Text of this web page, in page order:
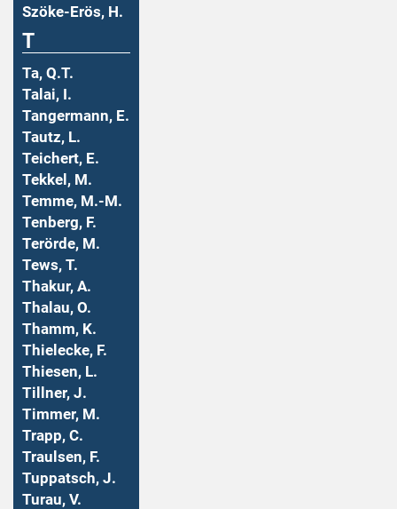
Szöke-Erös, H.
T
Ta, Q.T.
Talai, I.
Tangermann, E.
Tautz, L.
Teichert, E.
Tekkel, M.
Temme, M.-M.
Tenberg, F.
Terörde, M.
Tews, T.
Thakur, A.
Thalau, O.
Thamm, K.
Thielecke, F.
Thiesen, L.
Tillner, J.
Timmer, M.
Trapp, C.
Traulsen, F.
Tuppatsch, J.
Turau, V.